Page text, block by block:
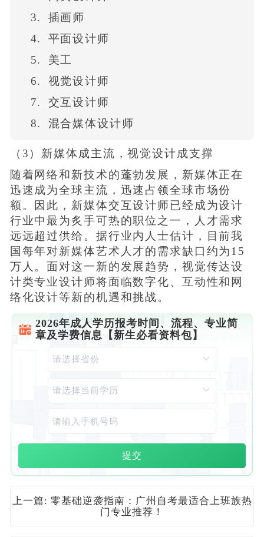
插画师
平面设计师
美工
视觉设计师
交互设计师
混合媒体设计师
（3）新媒体成主流，视觉设计成支撑
随着网络和新技术的蓬勃发展，新媒体正在
迅速成为全球主流，迅速占领全球市场份
额。因此，新媒体交互设计师已经成为设计
行业中最为炙手可热的职位之一，人才需求
远远超过供给。据行业内人士估计，目前我
国每年对新媒体艺术人才的需求缺口约为15
万人。面对这一新的发展趋势，视觉传达设
计类专业设计师将面临数字化、互动性和网
络化设计等新的机遇和挑战。
2026年成人学历报考时间、流程、专业简
章及学费信息【新生必看资料包】
提交
上一篇: 零基础逆袭指南：广州自考最适合上班族热
门专业推荐！